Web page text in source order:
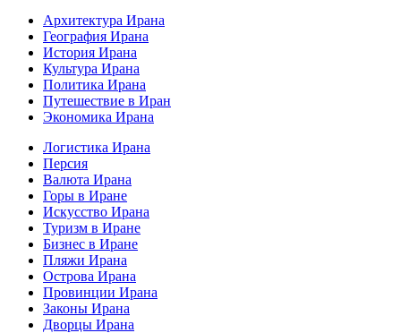
Архитектура Ирана
География Ирана
История Ирана
Культура Ирана
Политика Ирана
Путешествие в Иран
Экономика Ирана
Логистика Ирана
Персия
Валюта Ирана
Горы в Иране
Искусство Ирана
Туризм в Иране
Бизнес в Иране
Пляжи Ирана
Острова Ирана
Провинции Ирана
Законы Ирана
Дворцы Ирана